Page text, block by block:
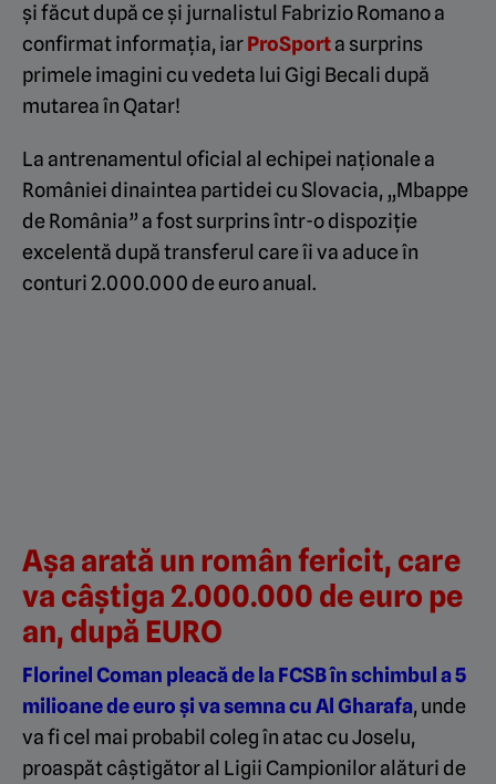
și făcut după ce și jurnalistul Fabrizio Romano a
confirmat informația, iarProSporta surprins
primele imagini cu vedeta lui Gigi Becali după
mutarea în Qatar!
La antrenamentul oficial al echipei naționale a
României dinaintea partidei cu Slovacia, „Mbappe
de România” a fost surprins într-o dispoziție
excelentă după transferul care îi va aduce în
conturi 2.000.000 de euro anual.
Așa arată un român fericit, care
va câștiga 2.000.000 de euro pe
an, după EURO
Florinel Coman pleacă de la FCSB în schimbul a 5
milioane de euro și va semna cu Al Gharafa, unde
va fi cel mai probabil coleg în atac cu Joselu,
proaspăt câștigător al Ligii Campionilor alături de